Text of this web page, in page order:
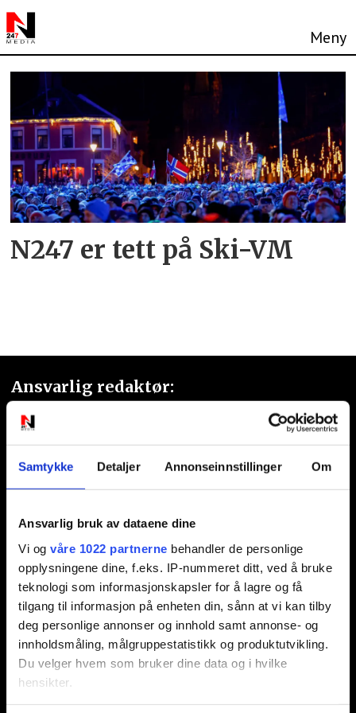
Samtykke Detaljer Annonseinnstillinger Om
Ansvarlig bruk av dataene dine
Vi og våre 1022 partnerne behandler de personlige
opplysningene dine, f.eks. IP-nummeret ditt, ved å bruke
teknologi som informasjonskapsler for å lagre og få
tilgang til informasjon på enheten din, sånn at vi kan tilby
deg personlige annonser og innhold samt annonse- og
innholdsmåling, målgruppestatistikk og produktutvikling.
Du velger hvem som bruker dine data og i hvilke
hensikter.
Tag:
kristine
stavås
skistad
N247 er tett på Ski-VM
Ansvarlig redaktør:
Jon Aamodt
Kontakt oss
tips@n247.no
Annonsering:
marked@n247.no